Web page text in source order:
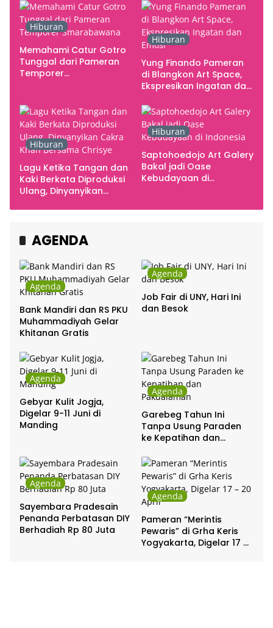
Hiburan
Memahami Catur Gotro
Tunggal dari Pameran
Temporer
Hiburan
Yung Finando Pameran
di Blangkon Art Space,
Ekspresikan Ingatan dan
Hiburan
Lagu Ketika Tangan dan
Kaki Berkata Diproduksi
Ulang, Dinyanyikan
Chrisye
Hiburan
Saptohoedojo Art Galery
Bakal jadi Oase
Kebudayaan di
AGENDA
Agenda
Bank Mandiri dan RS PKU
Muhammadiyah Gelar
Khitanan Gratis
Agenda
Job Fair di UNY, Hari Ini
dan Besok
Agenda
Gebyar Kulit Jogja,
Digelar 9-11 Juni di
Manding
Agenda
Garebeg Tahun Ini
Tanpa Usung Paraden
ke Kepatihan dan
Agenda
Sayembara Pradesain
Penanda Perbatasan DIY
Berhadiah Rp 80 Juta
Agenda
Pameran “Merintis
Pewaris” di Grha Keris
Yogyakarta, Digelar 17 –